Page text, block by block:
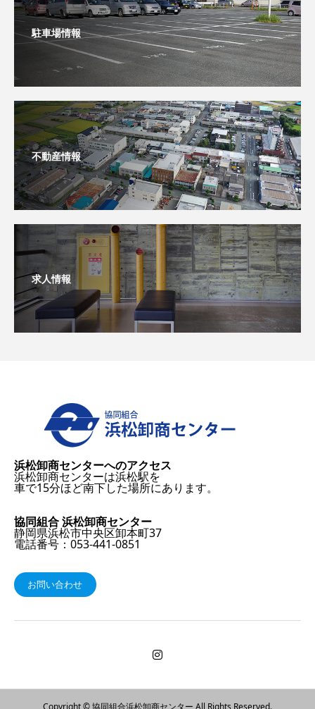
駐車場情報
不動産情報
求人情報
浜松卸商センターへのアクセス
浜松卸商センターは浜松駅を
車で15分ほど南下した場所にあります。
協同組合 浜松卸商センター
静岡県浜松市中央区卸本町37
電話番号：053-441-0851
お問い合わせ
Copyright © 協同組合浜松卸商センター All Rights Reserved.